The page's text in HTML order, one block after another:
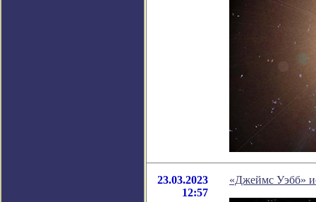
23.03.2023
12:57
«Джеймс Уэбб»